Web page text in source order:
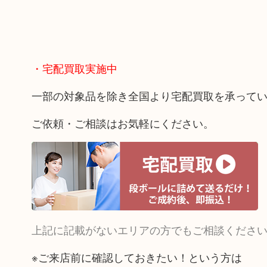
・宅配買取実施中
一部の対象品を除き全国より宅配買取を承ってい
ご依頼・ご相談はお気軽にください。
上記に記載がないエリアの方でもご相談ください
※ご来店前に確認しておきたい！という方は